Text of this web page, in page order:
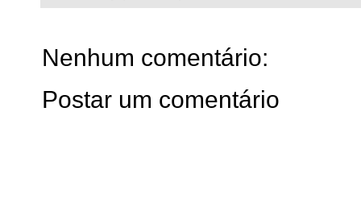
Nenhum comentário:
Postar um comentário